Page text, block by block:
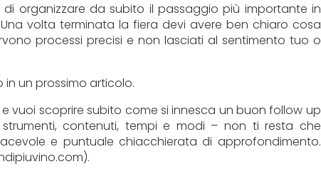
di organizzare da subito il passaggio più importante in
Una volta terminata la fiera devi avere ben chiaro cosa
processi precisi e non lasciati al sentimento tuo o
un prossimo articolo.
vuoi scoprire subito come si innesca un buon follow up
contenuti, tempi e modi – non ti resta che
e puntuale chiacchierata di approfondimento.